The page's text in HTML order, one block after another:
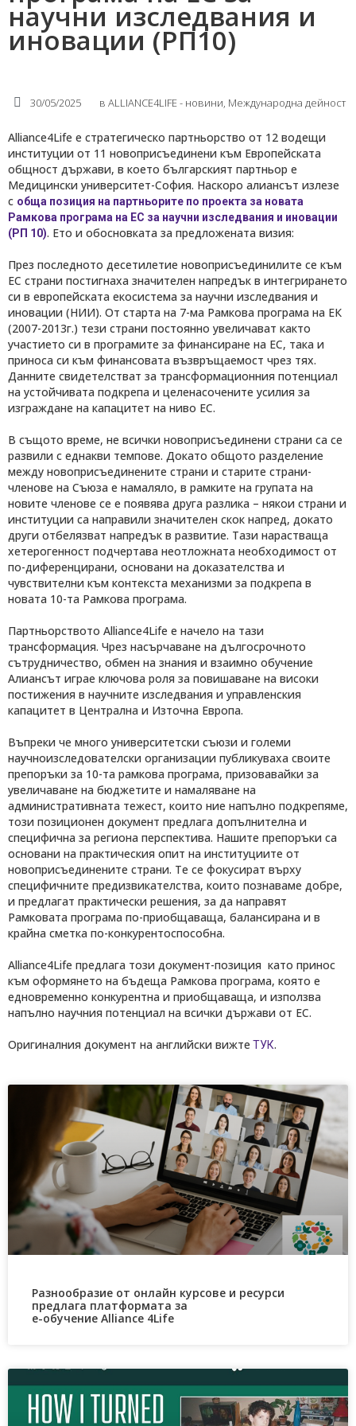
научни изследвания и
иновации (РП10)
30/05/2025 в ALLIANCE4LIFE​ - новини, Международнa дейност
Alliance4Life е стратегическо партньорство от 12 водещи
институции от 11 новоприсъединени към Европейската
общност държави, в което българският партньор е
Медицински университет-София. Наскоро алиансът излезе
с обща позиция на партньорите по проекта за новата
Рамкова програма на ЕС за научни изследвания и иновации
(РП 10). Ето и обосновката за предложената визия:
През последното десетилетие новоприсъединилите се към
ЕС страни постигнаха значителен напредък в интегрирането
си в европейската екосистема за научни изследвания и
иновации (НИИ). От старта на 7-ма Рамкова програма на ЕК
(2007-2013г.) тези страни постоянно увеличават както
участието си в програмите за финансиране на ЕС, така и
приноса си към финансовата възвръщаемост чрез тях.
Данните свидетелстват за трансформационния потенциал
на устойчивата подкрепа и целенасочените усилия за
изграждане на капацитет на ниво ЕС.
В същото време, не всички новоприсъединени страни са се
развили с еднакви темпове. Докато общото разделение
между новоприсъединените страни и старите страни-
членове на Съюза е намаляло, в рамките на групата на
новите членове се е появява друга разлика – някои страни и
институции са направили значителен скок напред, докато
други отбелязват напредък в развитие. Тази нарастваща
хетерогенност подчертава неотложната необходимост от
по-диференцирани, основани на доказателства и
чувствителни към контекста механизми за подкрепа в
новата 10-та Рамкова програма.
Партньорството Alliance4Life е начело на тази
трансформация. Чрез насърчаване на дългосрочното
сътрудничество, обмен на знания и взаимно обучение
Алиансът играе ключова роля за повишаване на високи
постижения в научните изследвания и управленския
капацитет в Централна и Източна Европа.
Въпреки че много университетски съюзи и големи
научноизследователски организации публикуваха своите
препоръки за 10-та рамкова програма, призовавайки за
увеличаване на бюджетите и намаляване на
административната тежест, които ние напълно подкрепяме,
този позиционен документ предлага допълнителна и
специфична за региона перспектива. Нашите препоръки са
основани на практическия опит на институциите от
новоприсъединените страни. Те се фокусират върху
специфичните предизвикателства, които познаваме добре,
и предлагат практически решения, за да направят
Рамковата програма по-приобщаваща, балансирана и в
крайна сметка по-конкурентоспособна.
Alliance4Life предлага този документ-позиция като принос
към оформянето на бъдеща Рамкова програма, която е
едновременно конкурентна и приобщаваща, и използва
напълно научния потенциал на всички държави от ЕС.
Оригиналния документ на английски вижте ТУК.
Разнообразие от онлайн курсове и ресурси
предлага платформата за
е-обучение Alliance 4Life